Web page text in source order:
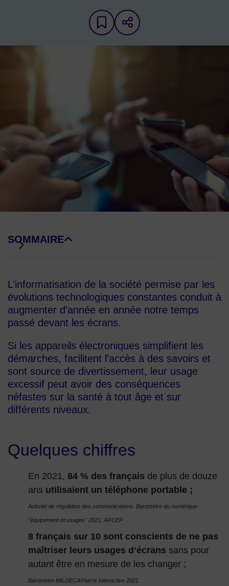
Ajouter aux favoris
Partager sur les
SOMMAIRE
DE BLOCS DE PAGE
L’informatisation de la société permise par les
évolutions technologiques constantes conduit à
augmenter d’année en année notre temps
passé devant les écrans.
Si les appareils électroniques simplifient les
démarches, facilitent l’accès à des savoirs et
sont source de divertissement, leur usage
excessif peut avoir des conséquences
néfastes sur la santé à tout âge et sur
différents niveaux.
Quelques chiffres
En 2021, 84 % des français de plus de douze
ans utilisaient un téléphone portable ;
Autorité de régulation des communications. Baromètre du numérique
"équipement et usages" 2021, ARCEP
8 français sur 10 sont conscients de ne pas
maîtriser leurs usages d’écrans sans pour
autant être en mesure de les changer ;
Baromètre MILDECA/Harris Interactive 2021